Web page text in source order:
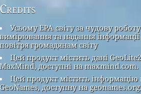
Credits
Усьому EPA світу за чудову
вимірювання та надання інформації
повітря громадянам світу
Цей продукт містить дані
MaxMind, доступні на maxmind.com.
Цей продукт містить інформацію
GeoNames, доступну на geonames.org.